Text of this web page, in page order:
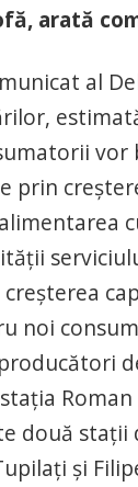
arată
al
vor
prin
noi
două staţii
şi